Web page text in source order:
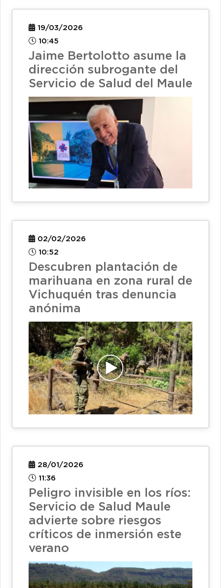
19/03/2026
10:45
Jaime Bertolotto asume la
dirección subrogante del
Servicio de Salud del Maule
02/02/2026
10:52
Descubren plantación de
marihuana en zona rural de
Vichuquén tras denuncia
anónima
28/01/2026
11:36
Peligro invisible en los ríos:
Servicio de Salud Maule
advierte sobre riesgos
críticos de inmersión este
verano